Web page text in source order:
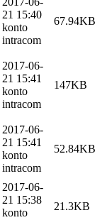
21 15:40
konto
intracom
67.94KB
2017-06-
21 15:41
konto
intracom
147KB
2017-06-
21 15:41
konto
intracom
52.84KB
2017-06-
21 15:38
konto
21.3KB